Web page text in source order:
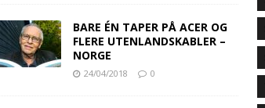
BARE ÉN TAPER PÅ ACER OG
FLERE UTENLANDSKABLER –
NORGE
24/04/2018 0